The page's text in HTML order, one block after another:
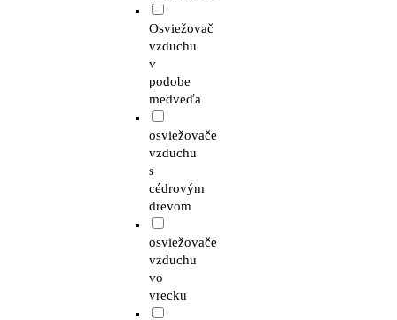
Osviežovač
vzduchu
v
podobe
medveďa
osviežovače
vzduchu
s
cédrovým
drevom
osviežovače
vzduchu
vo
vrecku